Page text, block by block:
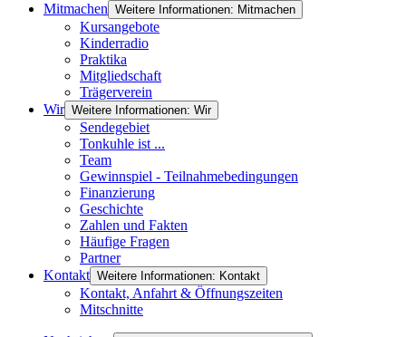
Mitmachen Weitere Informationen: Mitmachen
Kursangebote
Kinderradio
Praktika
Mitgliedschaft
Trägerverein
Wir Weitere Informationen: Wir
Sendegebiet
Tonkuhle ist ...
Team
Gewinnspiel - Teilnahmebedingungen
Finanzierung
Geschichte
Zahlen und Fakten
Häufige Fragen
Partner
Kontakt Weitere Informationen: Kontakt
Kontakt, Anfahrt & Öffnungszeiten
Mitschnitte